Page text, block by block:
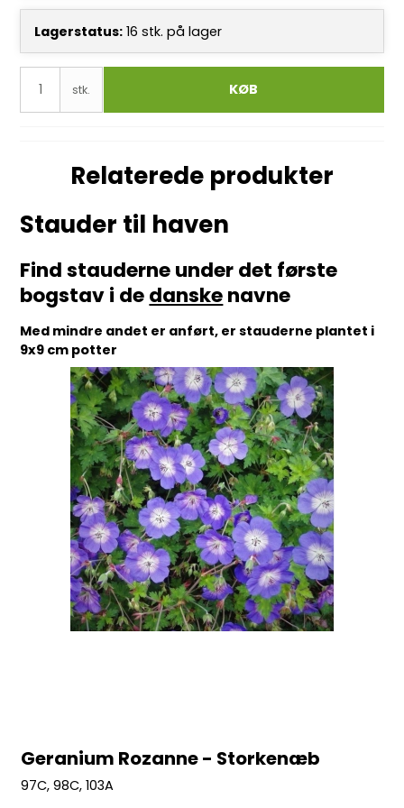
Lagerstatus: 16 stk. på lager
stk. KØB
Relaterede produkter
Stauder til haven
Find stauderne under det første
bogstav i dedanskenavne
Med mindre andet er anført, er stauderne plantet i
9x9 cm potter
Geranium Rozanne - Storkenæb
97C, 98C, 103A